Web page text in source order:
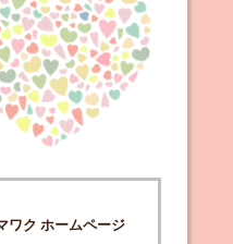
ワク ホームページ